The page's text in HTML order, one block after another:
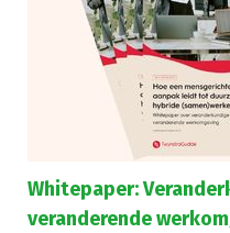
Whitepaper:
veranderende